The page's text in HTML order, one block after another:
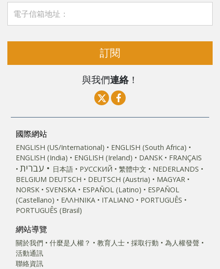
訂閱
與我們連絡！
國際網站
ENGLISH (US/International)
ENGLISH (South Africa)
ENGLISH (India)
ENGLISH (Ireland) DANSK FRANÇAIS
עברית 日本語 РУССКИЙ 繁體中文
NEDERLANDS
BELGIUM DEUTSCH DEUTSCH (Austria)
MAGYAR
NORSK
SVENSKA ESPAÑOL (Latino)
ESPAÑOL
(Castellano)
ΕΛΛΗΝΙΚA ITALIANO
PORTUGUÊS
PORTUGUÊS (Brasil)‎
網站導覽
關於我們
什麼是人權？ 教育人士 採取行動
為人權發聲
活動通訊
聯絡資訊